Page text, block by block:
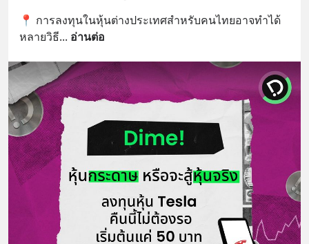
📍 การลงทุนในหุ้นต่างประเทศสำหรับคนไทยอาจทำได้
หลายวิธี... อ่านต่อ